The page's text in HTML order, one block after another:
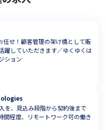
任せ！顧客管理の架け橋として販
躍していただきます／ゆくゆくは
ション
を、見込み段階から契約後まで
間程度、リモートワーク可の働き